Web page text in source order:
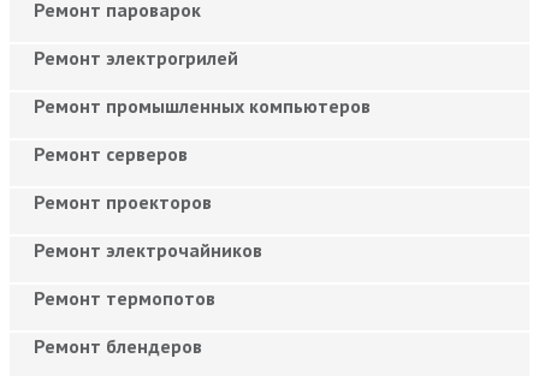
Ремонт пароварок
Ремонт электрогрилей
Ремонт промышленных компьютеров
Ремонт серверов
Ремонт проекторов
Ремонт электрочайников
Ремонт термопотов
Ремонт блендеров